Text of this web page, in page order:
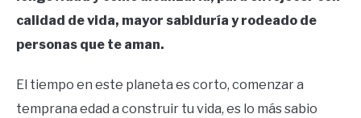
calidad de vida, mayor sabiduría y rodeado de
personas que te aman.
El tiempo en este planeta es corto, comenzar a
temprana edad a construir tu vida, es lo más sabio